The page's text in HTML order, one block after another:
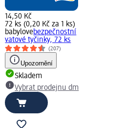
14,50 Kč
72 ks (0,20 Kč za 1 ks)
babylovebezpečnostní
vatové tyčinky, 72 ks
(207)
Upozornění
Skladem
Vybrat prodejnu dm